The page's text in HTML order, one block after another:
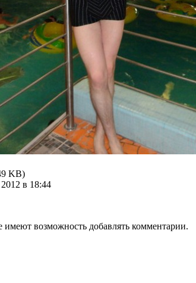
KB)
в 18:44
имеют возможность добавлять комментарии.